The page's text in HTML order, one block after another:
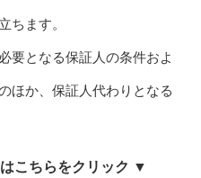
ちます。
要となる保証人の条件およ
ほか、保証人代わりとなる
こちらをクリック ▼